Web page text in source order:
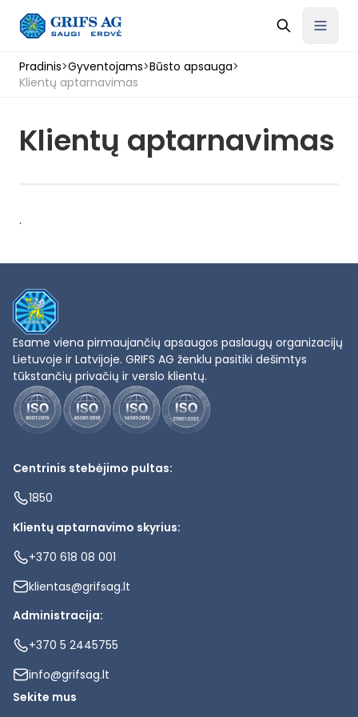
Pradinis>Gyventojams>Būsto apsauga>
Klientų aptarnavimas
Klientų aptarnavimas
.
Esame viena pirmaujančių apsaugos paslaugų organizacijų
Lietuvoje ir Latvijoje. GRIFS AG ženklu pasitiki dešimtys
tūkstančių privačių ir verslo klientų.
Centrinis stebėjimo pultas:
1850
Klientų aptarnavimo skyrius:
+370 618 08 001
klientas@grifsag.lt
Administracija:
+370 5 2445755
info@grifsag.lt
Sekite mus